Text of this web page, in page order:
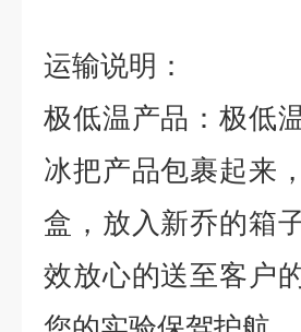
运输说明：
极低温产品：极低
冰把产品包裹起来
盒，放入新乔的箱
效放心的送至客户